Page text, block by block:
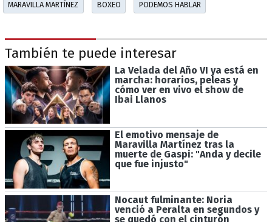
MARAVILLA MARTÍNEZ BOXEO PODEMOS HABLAR
También te puede interesar
La Velada del Año VI ya está en
marcha: horarios, peleas y
cómo ver en vivo el show de
Ibai Llanos
El emotivo mensaje de
Maravilla Martínez tras la
muerte de Gaspi: "Anda y decile
que fue injusto"
Nocaut fulminante: Noria
venció a Peralta en segundos y
se quedó con el cinturón